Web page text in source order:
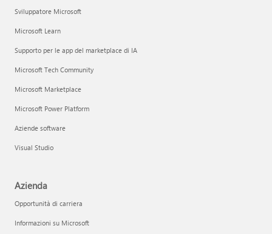
Sviluppatore Microsoft
Microsoft Learn
Supporto per le app del marketplace di IA
Microsoft Tech Community
Microsoft Marketplace
Microsoft Power Platform
Aziende software
Visual Studio
Azienda
Opportunità di carriera
Informazioni su Microsoft